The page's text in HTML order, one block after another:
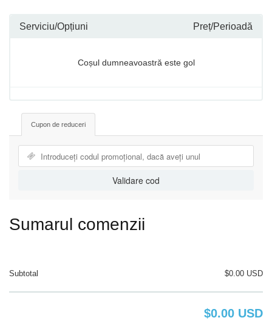
Serviciu/Opțiuni Preț/Perioadă
Coșul dumneavoastră este gol
Cupon de reduceri
Validare cod
Sumarul comenzii
Subtotal $0.00 USD
$0.00 USD